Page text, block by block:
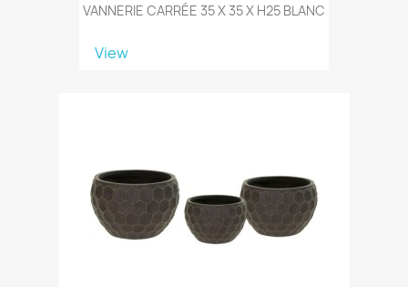
VANNERIE CARRÉE 35 X 35 X H25 BLANC
View